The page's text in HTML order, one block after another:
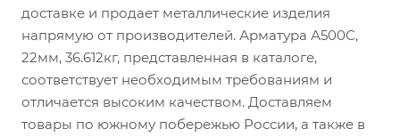
доставке и продает металлические изделия
напрямую от производителей. Арматура А500С,
22мм, 36.612кг, представленная в каталоге,
соответствует необходимым требованиям и
отличается высоким качеством. Доставляем
товары по южному побережью России, а также в